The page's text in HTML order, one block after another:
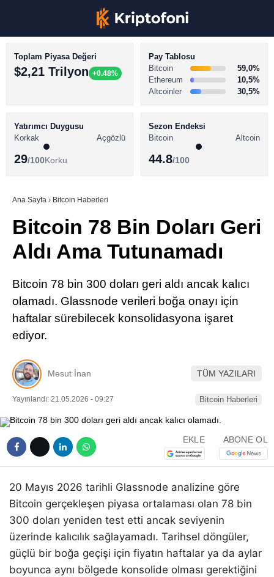
Youtube
TikTok
Pinterest
LinkedIn
BİTCOİN HABERLERİ
ALTCOİN HABERLERİ
SÖZLÜK
Toplam Piyasa Değeri
$2,21 Trilyon +0.48%
Pay Tablosu
Bitcoin
59,0%
Ethereum
10,5%
Altcoinler
30,5%
Yatırımcı Duygusu
Korkak
Açgözlü
29/100Korku
Sezon Endeksi
Bitcoin
Altcoin
44.8/100
Ana Sayfa › Bitcoin Haberleri
Bitcoin 78 Bin Doları Geri
Aldı Ama Tutunamadı
Bitcoin 78 bin 300 doları geri aldı ancak kalıcı
olamadı. Glassnode verileri boğa onayı için
haftalar sürebilecek konsolidasyona işaret
ediyor.
Mesut İnan TÜM YAZILARI
Yayınlandı: 21.05.2026 - 09:27 Bitcoin Haberleri
EKLE ABONE OL
20 Mayıs 2026 tarihli Glassnode analizine göre
Bitcoin gerçekleşen piyasa ortalaması olan 78 bin
300 doları yeniden test etti ancak seviyenin
üzerinde kalıcılık sağlayamadı. Tarihsel döngüler,
güçlü bir boğa geçişi için fiyatın haftalar ya da aylar
boyunca aynı bölgede konsolide olması gerektiğini